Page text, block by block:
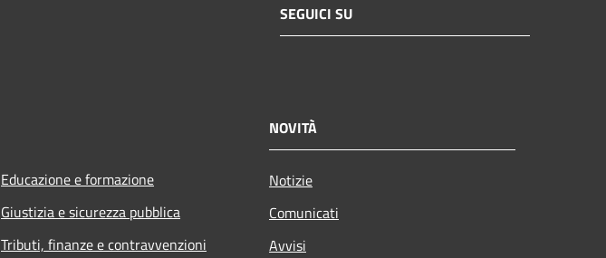
SEGUICI SU
Educazione e formazione
Giustizia e sicurezza pubblica
Tributi, finanze e contravvenzioni
NOVITÀ
Notizie
Comunicati
Avvisi